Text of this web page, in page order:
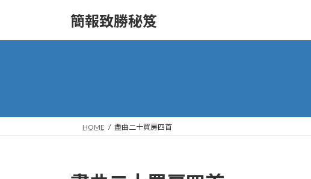
content
Navigation
簡報致勝秘笈
HOME 盡曲二十買房四首